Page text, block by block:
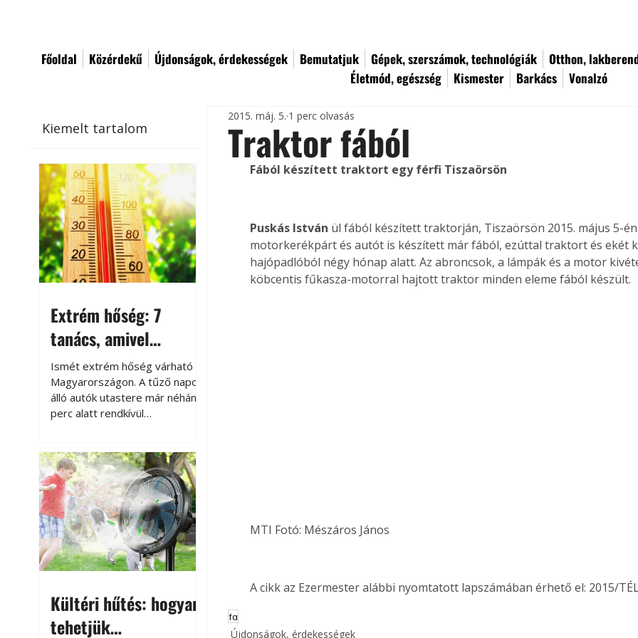
Főoldal Közérdekű Újdonságok, érdekességek Bemutatjuk Gépek, szerszámok, technológiák
Otthon,
Életmód, egészség
Kismester Barkács Vonalzó
Kiemelt tartalom
Extrém hőség: 7
tanács, amivel
megóvhatjuk
autónkat a nyári
károktól
Ismét extrém hőség várható
Magyarországon. A tűző napon
álló autók utastere már néhány
perc alatt rendkívül
megközelítheti. Ez nemcsak a
beszállást teszi kellemetlenné,
hanem az autó állapotára és a
benne hagyott tárgyakra is
káros hatással lehet. Néhány
egyszerű óvintézkedéssel
azonban jelentősen
csökkenthetjük a hőség káros
Kültéri hűtés: hogyan
tehetjük
Traktor fából
2015. máj. 5. 1 perc olvasás
Fából készített traktort egy férfi Tiszaörsön
Puskás István ül fából készített traktorján, Tiszaörsön 2015. május 5-
motorkerékpárt és autót is készített már fából, ezúttal traktort és ekét
hajópadlóból négy hónap alatt. Az abroncsok, a lámpák és a motor
köbcentis fűkasza-motorral hajtott traktor minden eleme fából készült.
MTI Fotó: Mészáros János
A cikk az Ezermester alábbi nyomtatott lapszámában érhető el: 2015/
fa
Újdonságok, érdekességek